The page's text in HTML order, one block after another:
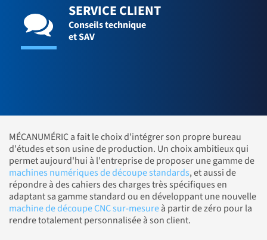
SERVICE CLIENT
Conseils technique
et SAV
MÉCANUMÉRIC a fait le choix d'intégrer son propre bureau
d'études et son usine de production. Un choix ambitieux qui
permet aujourd'hui à l'entreprise de proposer une gamme de
machines numériques de découpe standards, et aussi de
répondre à des cahiers des charges très spécifiques en
adaptant sa gamme standard ou en développant une nouvelle
machine de découpe CNC sur-mesureà partir de zéro pour la
rendre totalement personnalisée à son client.